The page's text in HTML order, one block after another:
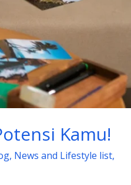
Kamu!
, News and Lifestyle list,